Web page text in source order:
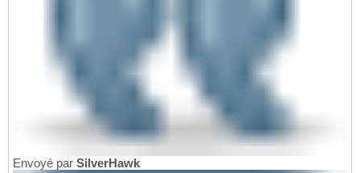
Envoyé par SilverHawk